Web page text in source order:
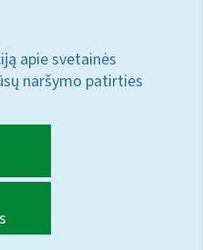
apie svetainės
naršymo patirties